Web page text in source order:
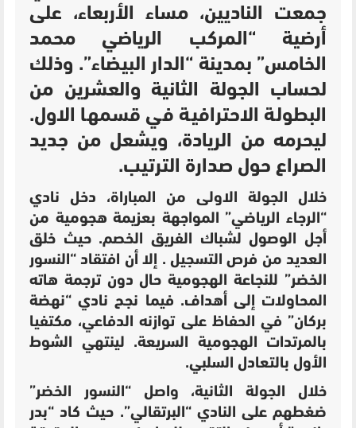
جمعت الناديين، مساء الأربعاء، على
أرضية “المركب الرياضي محمد
الخامس” بمدينة “الدار البيضاء”. وذلك
لحساب الجولة الثانية والعشرين من
البطولة الاحترافية في قسمها الاول.
ليحرمه من الريادة، ويشعل من جديد
الصراع حول صدارة الترتيب.
خلال الجولة الاولى من المباراة، دخل نادي
“الرجاء الرياضي” المواجهة بعزيمة هجومية من
أجل الوصول لشباك الفريق الخصم. حيث خلق
العديد من فرص التسجيل . إلا أن افتقاد “النسور
الخضر” للنجاعة الهجومية حال دون ترجمة هاته
المحاولات إلى أهداف. فيما نجح نادي “نهضة
بركان” في الحفاظ على توازنه الدفاعي، مكتفيا
بالمرتدات الهجومية السريعة. لينتهي الشوط
الأول بالتعادل السلبي.
خلال الجولة الثانية، واصل “النسور الخضر”
ضغطهم على النادي “البرتقالي”. حيث كاد “بدر